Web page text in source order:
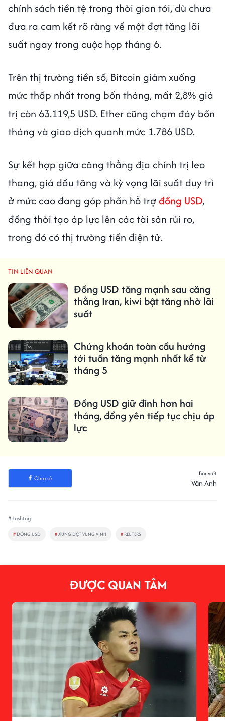
chính sách tiền tệ trong thời gian tới, dù chưa
đưa ra cam kết rõ ràng về một đợt tăng lãi
suất ngay trong cuộc họp tháng 6.
Trên thị trường tiền số, Bitcoin giảm xuống
mức thấp nhất trong bốn tháng, mất 2,8% giá
trị còn 63.119,5 USD. Ether cũng chạm đáy bốn
tháng và giao dịch quanh mức 1.786 USD.
Sự kết hợp giữa căng thẳng địa chính trị leo
thang, giá dầu tăng và kỳ vọng lãi suất duy trì
ở mức cao đang góp phần hỗ trợđồng USD,
đồng thời tạo áp lực lên các tài sản rủi ro,
trong đó có thị trường tiền điện tử.
TIN LIÊN QUAN
Đồng USD tăng mạnh sau căng
thẳng Iran, kiwi bật tăng nhờ lãi
suất
Chứng khoán toàn cầu hướng
tới tuần tăng mạnh nhất kể từ
tháng 5
Đồng USD giữ đỉnh hơn hai
tháng, đồng yên tiếp tục chịu áp
lực
Chia sẻ
Bài viết
Vân Anh
#Hashtag
#ĐỒNG USD #XUNG ĐỘT VÙNG VỊNH # REUTERS
ĐƯỢC QUAN TÂM